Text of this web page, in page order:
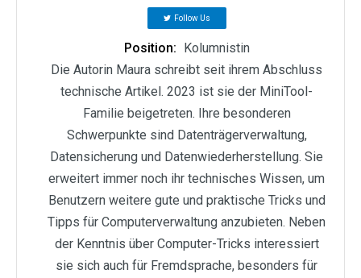
Follow Us
Position: Kolumnistin
Die Autorin Maura schreibt seit ihrem Abschluss
technische Artikel. 2023 ist sie der MiniTool-
Familie beigetreten. Ihre besonderen
Schwerpunkte sind Datenträgerverwaltung,
Datensicherung und Datenwiederherstellung. Sie
erweitert immer noch ihr technisches Wissen, um
Benutzern weitere gute und praktische Tricks und
Tipps für Computerverwaltung anzubieten. Neben
der Kenntnis über Computer-Tricks interessiert
sie sich auch für Fremdsprache, besonders für